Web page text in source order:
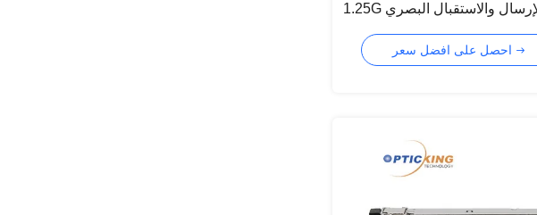
1.25G جهاز الإرسال والاستقبال البصري